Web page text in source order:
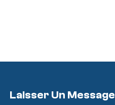
Laisser Un Message